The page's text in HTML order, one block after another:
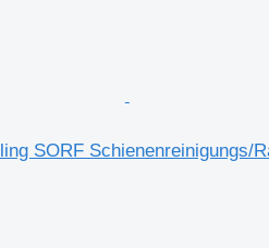
SORF Schienenreinigungs/